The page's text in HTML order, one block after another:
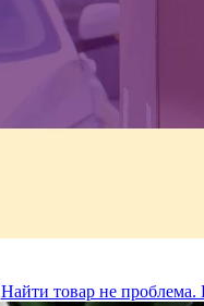
Найти товар не проблема.